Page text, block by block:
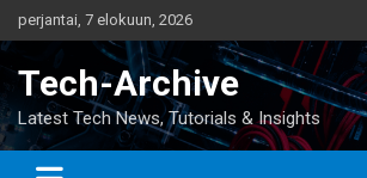
to
perjantai, 7 elokuun, 2026
Tech-Archive
Latest Tech News, Tutorials & Insights